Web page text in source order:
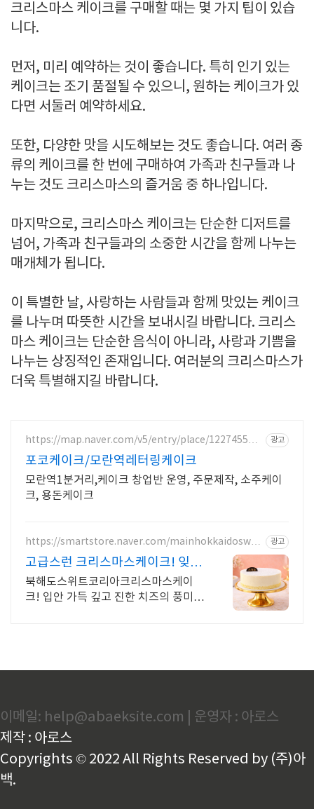
크리스마스 케이크를 구매할 때는 몇 가지 팁이 있습
니다.
먼저, 미리 예약하는 것이 좋습니다. 특히 인기 있는
케이크는 조기 품절될 수 있으니, 원하는 케이크가 있
다면 서둘러 예약하세요.
또한, 다양한 맛을 시도해보는 것도 좋습니다. 여러 종
류의 케이크를 한 번에 구매하여 가족과 친구들과 나
누는 것도 크리스마스의 즐거움 중 하나입니다.
마지막으로, 크리스마스 케이크는 단순한 디저트를
넘어, 가족과 친구들과의 소중한 시간을 함께 나누는
매개체가 됩니다.
이 특별한 날, 사랑하는 사람들과 함께 맛있는 케이크
를 나누며 따뜻한 시간을 보내시길 바랍니다. 크리스
마스 케이크는 단순한 음식이 아니라, 사랑과 기쁨을
나누는 상징적인 존재입니다. 여러분의 크리스마스가
더욱 특별해지길 바랍니다.
https://map.naver.com/v5/entry/place/122745509
광고
포코케이크/모란역레터링케이크
모란역1분거리,케이크 창업반 운영, 주문제작, 소주케이
크, 용돈케이크
https://smartstore.naver.com/mainhokkaidoswee
광고
고급스런 크리스마스케이크! 잊지
못할 수제케이크 선물
북해도스위트코리아크리스마스케이
크! 입안 가득 깊고 진한 치즈의 풍미를
이메일: help@abaeksite.com | 운영자 : 아로스
제작 : 아로스
Copyrights © 2022 All Rights Reserved by (주)아
백.